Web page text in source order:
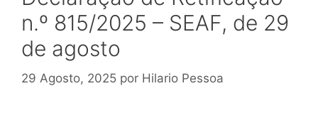
n.º 815/2025 – SEAF, de 29
de agosto
29 Agosto, 2025 por Hilario Pessoa